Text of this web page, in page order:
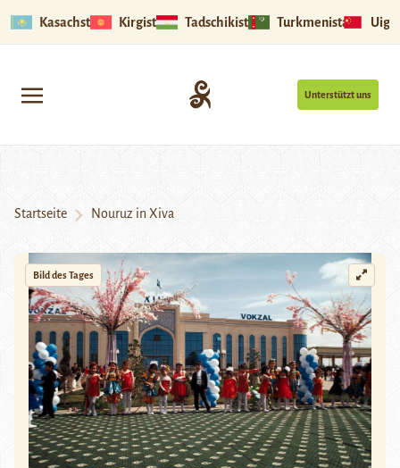
Kasachstan Kirgistan Tadschikistan Turkmenistan
Unterstützt uns
Startseite Nouruz in Xiva
Bild des Tages